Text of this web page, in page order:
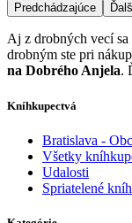
Predchádzajúce
Aj z drobných vecí
drobným ste pri
na Dobrého Anjela.
Kníhkupectvá
Bratislava -
Všetky
Udalosti
Spriatelené